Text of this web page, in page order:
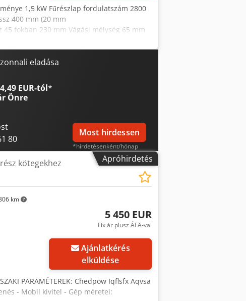
1,5 kW Fűrészlap fordulatszám 2800
400 mm (20 mm
fokban 230 mm Vágási mélység 65 mm
Fékezőmotor Vészleállító kapcsoló CE
Megjegyzés a használt
előforduló hibák függvényében. - A
gépeket megtisztítottuk és
garancia nélkül. A vevő a gépeket a
csak írásban lehetségesek. (Csak a cím
eladása
EUR-tól*
Önre
80
Most hirdessen
*hirdetésenként/hónap
Apróhirdetés
km
kötegekhez
5 450 EUR
Fix ár plusz ÁFA-val
Ajánlatkérés
elküldése
PARAMÉTEREK: Chedpow Iqflsfx Aqvsa
- Mobil kivitel - Gép méretei: